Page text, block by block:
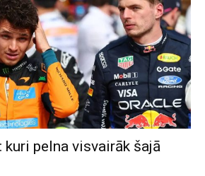
kuri pelna visvairāk šajā